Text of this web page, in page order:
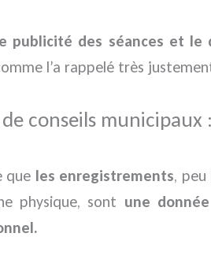
publicité des séances et le
l’a rappelé très
conseils
que les enregistrements,
physique, sont une